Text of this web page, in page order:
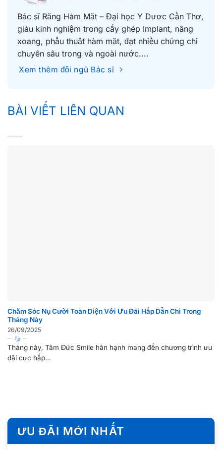
Bác sĩ Răng Hàm Mặt – Đại học Y Dược Cần Thơ,
giàu kinh nghiệm trong cấy ghép Implant, nâng
xoang, phẫu thuật hàm mặt, đạt nhiều chứng chỉ
chuyên sâu trong và ngoài nước....
Xem thêm đội ngũ Bác sĩ
BÀI VIẾT LIÊN QUAN
Chăm Sóc Nụ Cười Toàn Diện Với Ưu Đãi Hấp Dẫn Chỉ Trong
Tháng Này
26/09/2025
Tháng này, Tâm Đức Smile hân hạnh mang đến chương trình ưu
đãi cực hấp...
ƯU ĐÃI MỚI NHẤT